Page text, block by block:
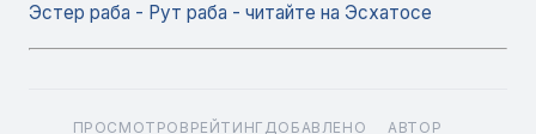
Эстер раба - Рут раба - читайте на Эсхатосе
ПРОСМОТРОВ РЕЙТИНГ ДОБАВЛЕНО АВТОР